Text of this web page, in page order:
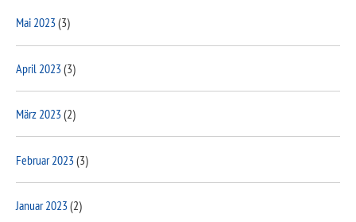
Mai 2023(3)
April 2023(3)
März 2023(2)
Februar 2023(3)
Januar 2023(2)